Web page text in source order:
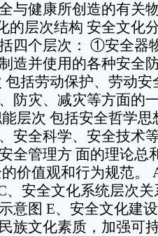
与健康所创造的有关
的层次结构 安全文化
四个层次： ①安全器
造并使用的各种安全
括劳动保护、劳动安
防灾、减灾等方面的
层次 包括安全哲学思
安全科学、安全技术
全管理方 面的理论
价值观和行为规范。
、安全文化系统层次
意图 E、安全文化建
族文化素质，加强可